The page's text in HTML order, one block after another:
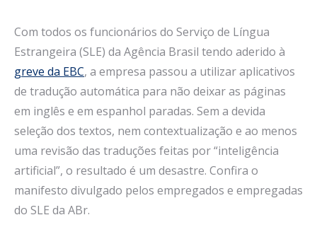
Com todos os funcionários do Serviço de Língua
Estrangeira (SLE) da Agência Brasil tendo aderido à
greve da EBC, a empresa passou a utilizar aplicativos
de tradução automática para não deixar as páginas
em inglês e em espanhol paradas. Sem a devida
seleção dos textos, nem contextualização e ao menos
uma revisão das traduções feitas por “inteligência
artificial”, o resultado é um desastre. Confira o
manifesto divulgado pelos empregados e empregadas
do SLE da ABr.